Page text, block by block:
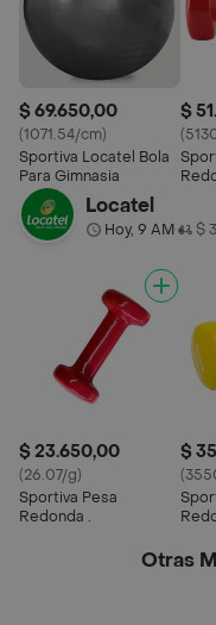
$ 69.650,00
(1071.54/cm)
Sportiva Locatel Bola
Para Gimnasia
$
Locatel
Hoy, 9 AM• $
$ 23.650,00
(26.07/g)
Sportiva Pesa
Redonda .
$
Otras